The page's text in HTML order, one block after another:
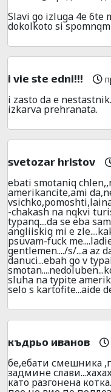
Slavi go izluga 4e 6te
dokolkoto si spomnqm
i vie ste edni!!!
i zasto da e
izkarva prehranata.
svetozar hristov
ebati smotaniq
amerikancite,ami
-chakash na nqkvi
typanq....da se eba
angliiskiq mi e
psuvam-fuck
gentlemen..../s/...a az
danuci...ebah go v
sluha na typite
selo s kartofite...aide
къдрьо иванов
бе,ебати смешника
задмине
като разгонена